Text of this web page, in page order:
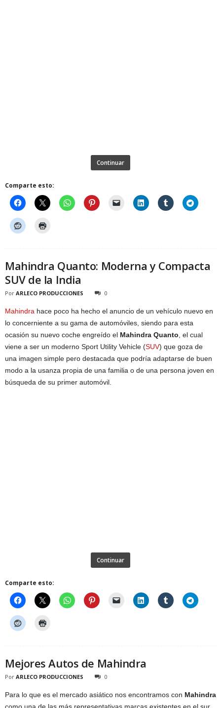
Continuar
Comparte esto:
Mahindra Quanto: Moderna y Compacta
SUV de la India
Por ARLECO PRODUCCIONES 0
Mahindra hace poco ha hecho el anuncio de un vehículo nuevo en
lo concerniente a su gama de automóviles, siendo para esta
ocasión su nuevo coche engreído el Mahindra Quanto, el cual
viene a ser un moderno Sport Utility Vehicle (SUV) que goza de
una imagen simple pero destacada que podría adaptarse de buen
modo a la usanza propia de una familia o de una persona joven en
búsqueda de su primer automóvil.
Continuar
Comparte esto:
Mejores Autos de Mahindra
Por ARLECO PRODUCCIONES 0
Para lo que es el mercado asiático nos encontramos con Mahindra